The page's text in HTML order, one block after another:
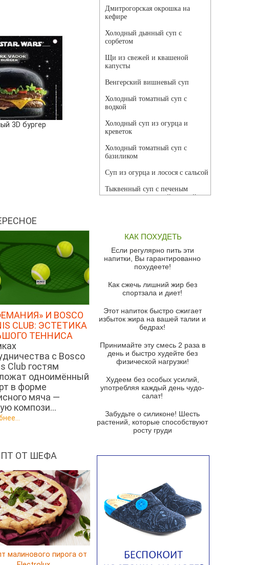
3D бургер
И BOSCO
CLUB: ЭСТЕТИКА
ТЕННИСА
с Bosco
Club гостям
одноимённый
в форме
мяча —
компози...
ОТ ШЕФА
малинового пирога от
Дмитрогорская окрошка на
кефире
Холодный дынный суп с
сорбетом
Щи из свежей и квашеной
капусты
Венгерский вишневый суп
Холодный томатный суп с
водкой
Холодный суп из огурца и
креветок
Холодный томатный суп с
базиликом
Суп из огурца и лосося с сальсой
Тыквенный суп с печеным
чесноком и томатной сальсой
красного перца
Парижский луковый суп
Суп из спаржи и горошка с
Суп-крем из цветной капусты
Французский луковый суп
Суп из баклажанов с моцареллой
Грибной крем-суп с кростини с
козьим сыром
Суп мисо с зеленым луком и
тофу
из рукколы
Португальский чесночный суп с
Ирландский картофельный суп
Суп из пастернака
Пряный морковный суп во время
зимних холодов
Американский суп из красной
КАК ПОХУДЕТЬ
Если регулярно пить эти
напитки, Вы гарантированно
похудеете!
Как сжечь лишний жир без
спортзала и диет!
Этот напиток быстро сжигает
избыток жира на вашей талии и
бедрах!
Принимайте эту смесь 2 раза в
день и быстро худейте без
физической нагрузки!
Худеем без особых усилий,
употребляя каждый день чудо-
салат!
Забудьте о силиконе! Шесть
растений, которые способствуют
росту груди